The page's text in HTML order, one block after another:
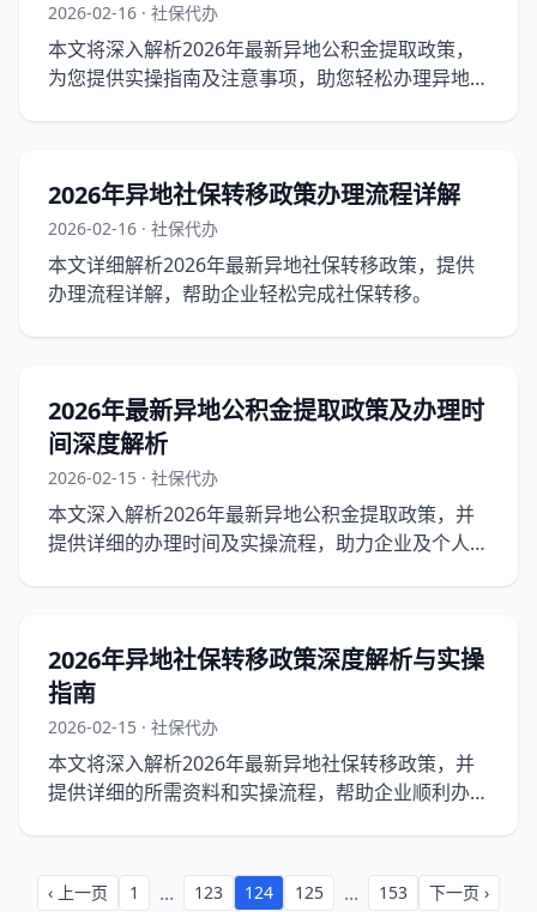
2026-02-16 · 社保代办
本文将深入解析2026年最新异地公积金提取政策，
为您提供实操指南及注意事项，助您轻松办理异地公
2026年异地社保转移政策办理流程详解
2026-02-16 · 社保代办
本文详细解析2026年最新异地社保转移政策，提供
办理流程详解，帮助企业轻松完成社保转移。
2026年最新异地公积金提取政策及办理时
间深度解析
2026-02-15 · 社保代办
本文深入解析2026年最新异地公积金提取政策，并
提供详细的办理时间及实操流程，助力企业及个人轻
2026年异地社保转移政策深度解析与实操
指南
2026-02-15 · 社保代办
本文将深入解析2026年最新异地社保转移政策，并
提供详细的所需资料和实操流程，帮助企业顺利办理
‹ 上一页 1 ... 123 124 125 ... 153 下一页 ›